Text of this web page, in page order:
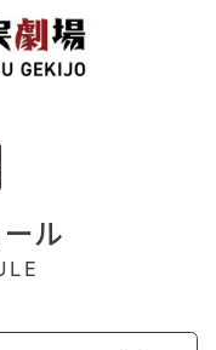
ル